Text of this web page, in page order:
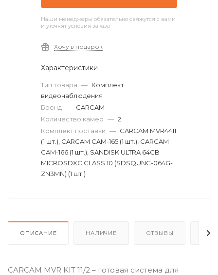
Наши менеджеры обязательно свяжутся с вами
и уточнят условия заказа
Хочу в подарок
Характеристики
Тип товара — Комплект
видеонаблюдения
Бренд — CARCAM
Количество камер — 2
Комплект поставки — CARCAM MVR4411
(1 шт.), CARCAM CAM-165 (1 шт.), CARCAM
CAM-166 (1 шт.), SANDISK ULTRA 64GB
MICROSDXC CLASS 10 (SDSQUNC-064G-
ZN3MN) (1 шт.)
ОПИСАНИЕ НАЛИЧИЕ ОТЗЫВЫ
CARCAM MVR KIT 11/2 – готовая система для